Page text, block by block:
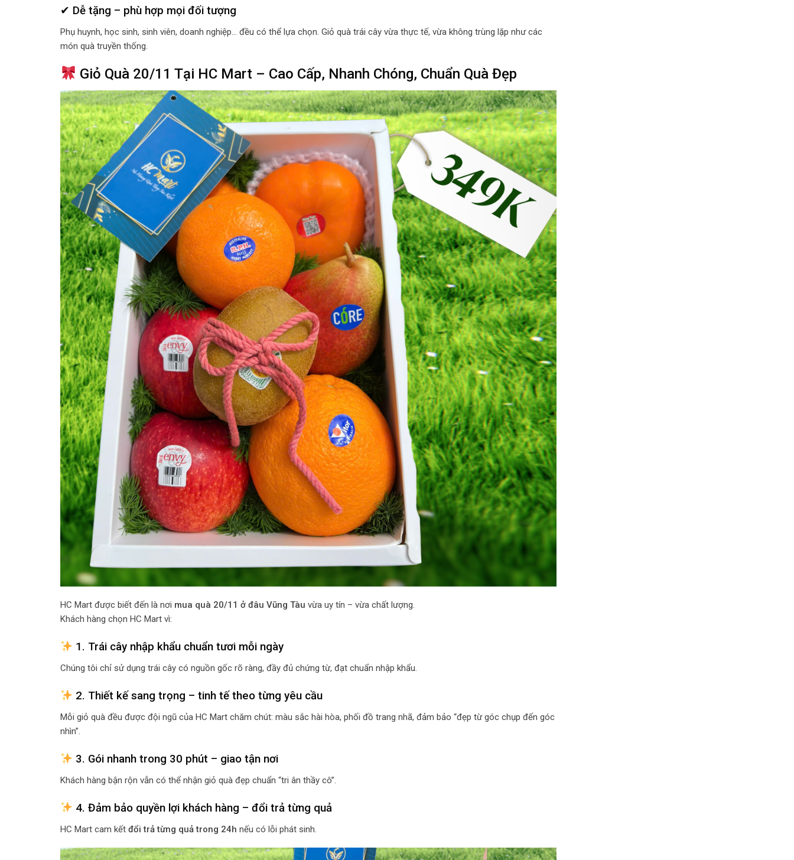
✔ Dễ tặng – phù hợp mọi đối tượng
Phụ huynh, học sinh, sinh viên, doanh nghiệp… đều có thể lựa chọn. Giỏ quà trái cây vừa thực tế, vừa không trùng lặp như các
món quà truyền thống.
Giỏ Quà 20/11 Tại HC Mart – Cao Cấp, Nhanh Chóng, Chuẩn Quà Đẹp
HC Mart được biết đến là nơi mua quà 20/11 ở đâu Vũng Tàu vừa uy tín – vừa chất lượng.
Khách hàng chọn HC Mart vì:
1. Trái cây nhập khẩu chuẩn tươi mỗi ngày
Chúng tôi chỉ sử dụng trái cây có nguồn gốc rõ ràng, đầy đủ chứng từ, đạt chuẩn nhập khẩu.
2. Thiết kế sang trọng – tinh tế theo từng yêu cầu
Mỗi giỏ quà đều được đội ngũ của HC Mart chăm chút: màu sắc hài hòa, phối đồ trang nhã, đảm bảo “đẹp từ góc chụp đến góc
nhìn”.
3. Gói nhanh trong 30 phút – giao tận nơi
Khách hàng bận rộn vẫn có thể nhận giỏ quà đẹp chuẩn “tri ân thầy cô”.
4. Đảm bảo quyền lợi khách hàng – đổi trả từng quả
HC Mart cam kết đổi trả từng quả trong 24h nếu có lỗi phát sinh.